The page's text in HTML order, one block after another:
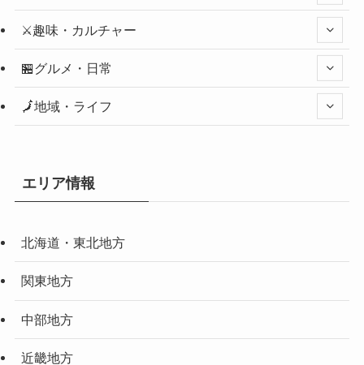
⚔️趣味・カルチャー
🏪グルメ・日常
🗾地域・ライフ
エリア情報
北海道・東北地方
関東地方
中部地方
近畿地方